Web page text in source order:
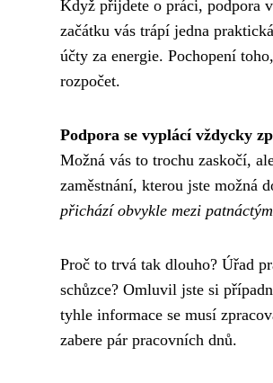
Když přijdete o práci, podpora
začátku vás trápí jedna
účty za energie. Pochopení
rozpočet.
Podpora se vyplácí vždycky
Možná vás to trochu zaskočí,
zaměstnání, kterou jste možná
přichází obvykle mezi
Proč to trvá tak dlouho? Úřad
schůzce? Omluvil jste si
tyhle informace se musí
zabere pár pracovních dnů.